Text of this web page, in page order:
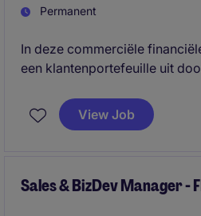
Permanent
In deze commerciële
een klantenportefeuille uit
wisselkoersoplossingen. Je
marktanalyse en
View Job
Sales & BizDev Manager -